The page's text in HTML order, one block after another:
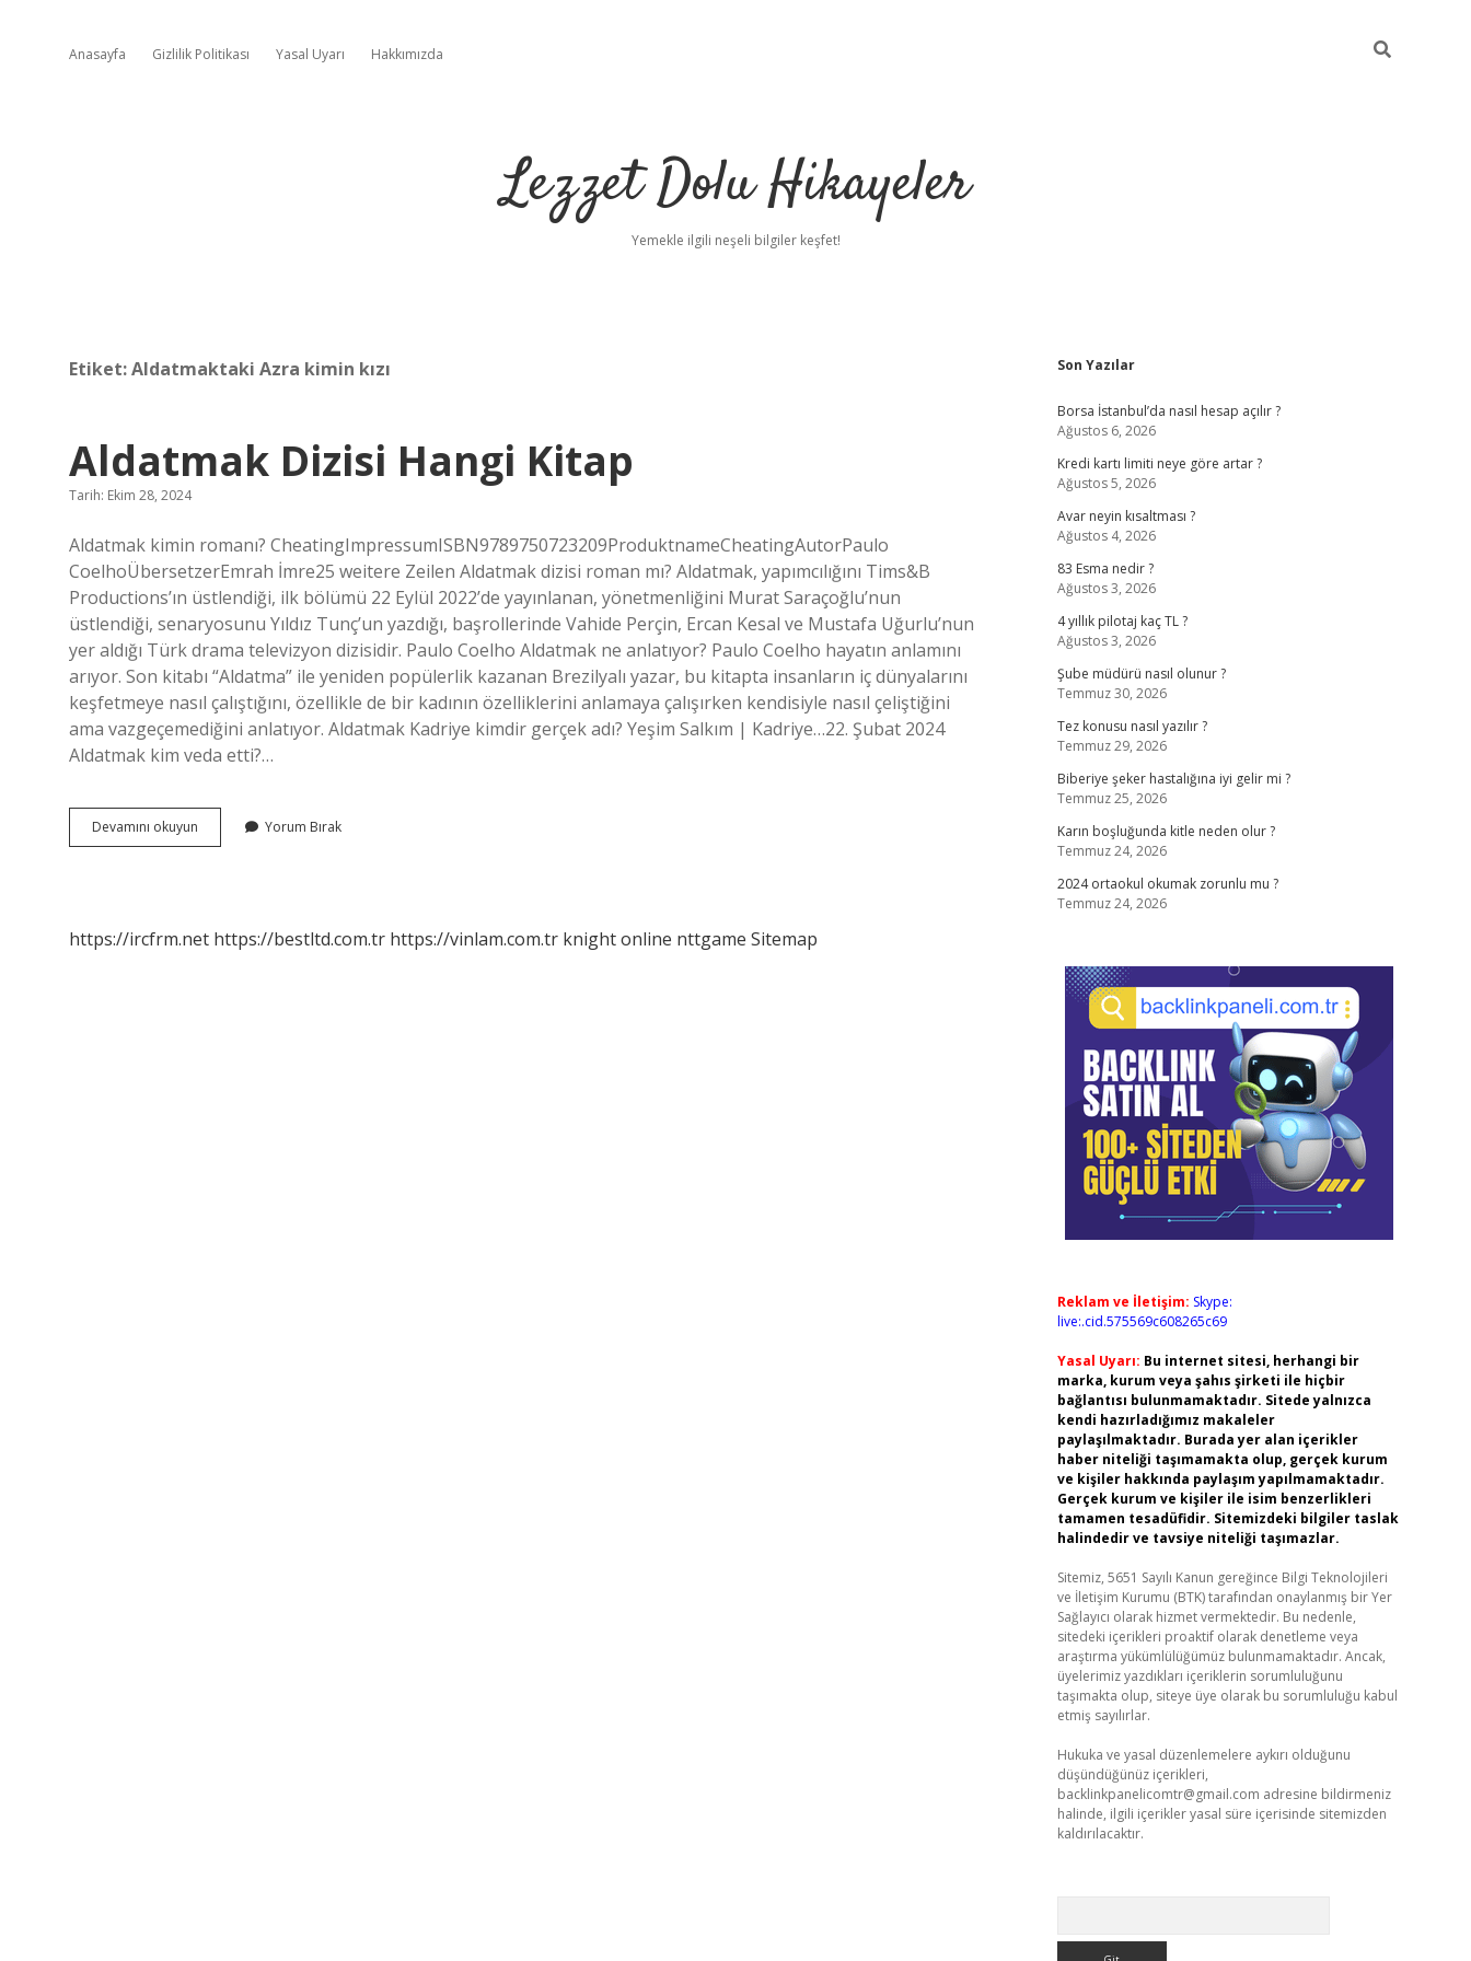
Anasayfa Gizlilik Politikası Yasal Uyarı Hakkımızda
Lezzet Dolu Hikayeler
Yemekle ilgili neşeli bilgiler keşfet!
Etiket:Aldatmaktaki Azra kimin kızı
Aldatmak Dizisi Hangi Kitap
Tarih: Ekim 28, 2024
Aldatmak kimin romanı? CheatingImpressumISBN9789750723209ProduktnameCheatingAutorPaulo
CoelhoÜbersetzerEmrah İmre25 weitere Zeilen Aldatmak dizisi roman mı? Aldatmak, yapımcılığını Tims&B
Productions’ın üstlendiği, ilk bölümü 22 Eylül 2022’de yayınlanan, yönetmenliğini Murat Saraçoğlu’nun
üstlendiği, senaryosunu Yıldız Tunç’un yazdığı, başrollerinde Vahide Perçin, Ercan Kesal ve Mustafa Uğurlu’nun
yer aldığı Türk drama televizyon dizisidir. Paulo Coelho Aldatmak ne anlatıyor? Paulo Coelho hayatın anlamını
arıyor. Son kitabı “Aldatma” ile yeniden popülerlik kazanan Brezilyalı yazar, bu kitapta insanların iç dünyalarını
keşfetmeye nasıl çalıştığını, özellikle de bir kadının özelliklerini anlamaya çalışırken kendisiyle nasıl çeliştiğini
ama vazgeçemediğini anlatıyor. Aldatmak Kadriye kimdir gerçek adı? Yeşim Salkım | Kadriye…22. Şubat 2024
Aldatmak kim veda etti?…
Devamını okuyun Aldatmak
Dizisi
Yorum Bırak
https://ircfrm.net https://bestltd.com.tr https://vinlam.com.tr knight online nttgame Sitemap
Sidebar
Son Yazılar
Borsa İstanbul’da nasıl hesap açılır ?
Ağustos 6, 2026
Kredi kartı limiti neye göre artar ?
Ağustos 5, 2026
Avar neyin kısaltması ?
Ağustos 4, 2026
83 Esma nedir ?
Ağustos 3, 2026
4 yıllık pilotaj kaç TL ?
Ağustos 3, 2026
Şube müdürü nasıl olunur ?
Temmuz 30, 2026
Tez konusu nasıl yazılır ?
Temmuz 29, 2026
Biberiye şeker hastalığına iyi gelir mi ?
Temmuz 25, 2026
Karın boşluğunda kitle neden olur ?
Temmuz 24, 2026
2024 ortaokul okumak zorunlu mu ?
Temmuz 24, 2026
Reklam ve İletişim: Skype:
live:.cid.575569c608265c69
Yasal Uyarı: Bu internet sitesi, herhangi bir
marka, kurum veya şahıs şirketi ile hiçbir
bağlantısı bulunmamaktadır. Sitede yalnızca
kendi hazırladığımız makaleler
paylaşılmaktadır. Burada yer alan içerikler
haber niteliği taşımamakta olup, gerçek kurum
ve kişiler hakkında paylaşım yapılmamaktadır.
Gerçek kurum ve kişiler ile isim benzerlikleri
tamamen tesadüfidir. Sitemizdeki bilgiler taslak
halindedir ve tavsiye niteliği taşımazlar.
Sitemiz, 5651 Sayılı Kanun gereğince Bilgi Teknolojileri
ve İletişim Kurumu (BTK) tarafından onaylanmış bir Yer
Sağlayıcı olarak hizmet vermektedir. Bu nedenle,
sitedeki içerikleri proaktif olarak denetleme veya
araştırma yükümlülüğümüz bulunmamaktadır. Ancak,
üyelerimiz yazdıkları içeriklerin sorumluluğunu
taşımakta olup, siteye üye olarak bu sorumluluğu kabul
etmiş sayılırlar.
Hukuka ve yasal düzenlemelere aykırı olduğunu
düşündüğünüz içerikleri,
backlinkpanelicomtr@gmail.com adresine bildirmeniz
halinde, ilgili içerikler yasal süre içerisinde sitemizden
kaldırılacaktır.